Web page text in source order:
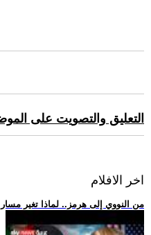
التعليق والتصويت على
اخر الافلام
.. من النووي إلى هرمز.. لماذا تغير